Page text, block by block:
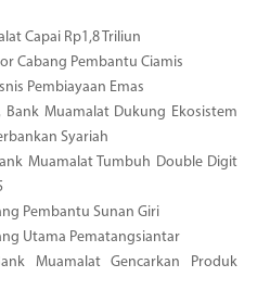
Capai Rp1,8 Triliun
Cabang Pembantu Ciamis
Pembiayaan Emas
Bank Muamalat Dukung Ekosistem
Syariah
Muamalat Tumbuh Double Digit
Pembantu Sunan Giri
Utama Pematangsiantar
Muamalat Gencarkan Produk